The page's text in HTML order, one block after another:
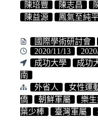
陳培豐
陳志昌
陳益源
鳳氣至純
國際學術研討會
2020/11/13
成功大學
成功
南
外省人
女性運
僑
朝鮮軍屬 樂
葉少棒
臺灣軍屬